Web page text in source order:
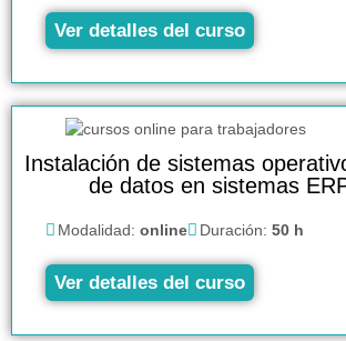
Ver detalles del curso
Instalación de sistemas
de datos en sistemas
Modalidad: online Duración: 50 h
Ver detalles del curso